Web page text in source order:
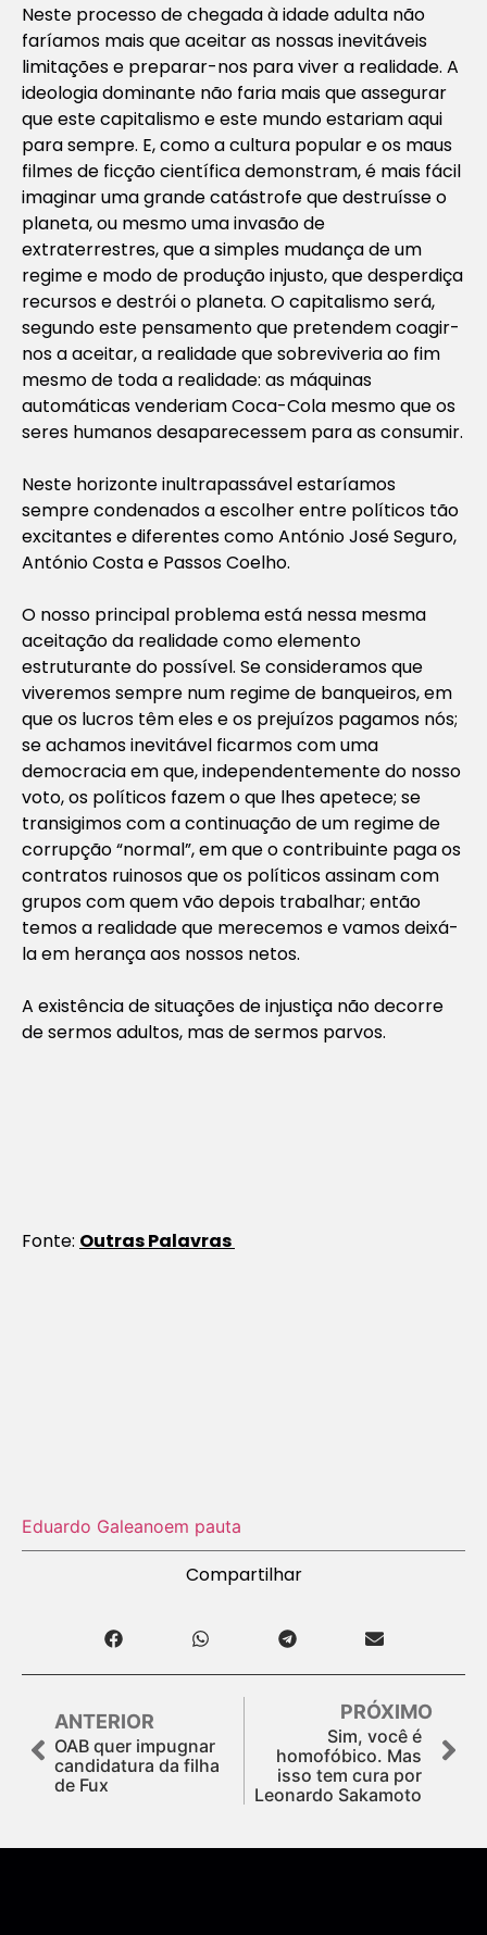
Neste processo de chegada à idade adulta não
faríamos mais que aceitar as nossas inevitáveis
limitações e preparar-nos para viver a realidade. A
ideologia dominante não faria mais que assegurar
que este capitalismo e este mundo estariam aqui
para sempre. E, como a cultura popular e os maus
filmes de ficção científica demonstram, é mais fácil
imaginar uma grande catástrofe que destruísse o
planeta, ou mesmo uma invasão de
extraterrestres, que a simples mudança de um
regime e modo de produção injusto, que desperdiça
recursos e destrói o planeta. O capitalismo será,
segundo este pensamento que pretendem coagir-
nos a aceitar, a realidade que sobreviveria ao fim
mesmo de toda a realidade: as máquinas
automáticas venderiam Coca-Cola mesmo que os
seres humanos desaparecessem para as consumir.
Neste horizonte inultrapassável estaríamos
sempre condenados a escolher entre políticos tão
excitantes e diferentes como António José Seguro,
António Costa e Passos Coelho.
O nosso principal problema está nessa mesma
aceitação da realidade como elemento
estruturante do possível. Se consideramos que
viveremos sempre num regime de banqueiros, em
que os lucros têm eles e os prejuízos pagamos nós;
se achamos inevitável ficarmos com uma
democracia em que, independentemente do nosso
voto, os políticos fazem o que lhes apetece; se
transigimos com a continuação de um regime de
corrupção “normal”, em que o contribuinte paga os
contratos ruinosos que os políticos assinam com
grupos com quem vão depois trabalhar; então
temos a realidade que merecemos e vamos deixá-
la em herança aos nossos netos.
A existência de situações de injustiça não decorre
de sermos adultos, mas de sermos parvos.
Fonte: Outras Palavras
Eduardo Galeanoem pauta
Compartilhar
ANTERIOR
OAB quer impugnar
candidatura da filha
de Fux
PRÓXIMO
Sim, você é
homofóbico. Mas
isso tem cura por
Leonardo Sakamoto